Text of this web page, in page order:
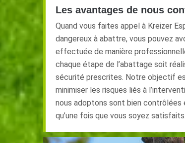
Les avantages de nous
Quand vous faites appel à Kreizer
dangereux à abattre, vous pouvez
effectuée de manière
chaque étape de l’abattage soit
sécurité prescrites. Notre objectif
minimiser les risques liés à
nous adoptons sont bien
qu’une fois que vous soyez satisfaits.